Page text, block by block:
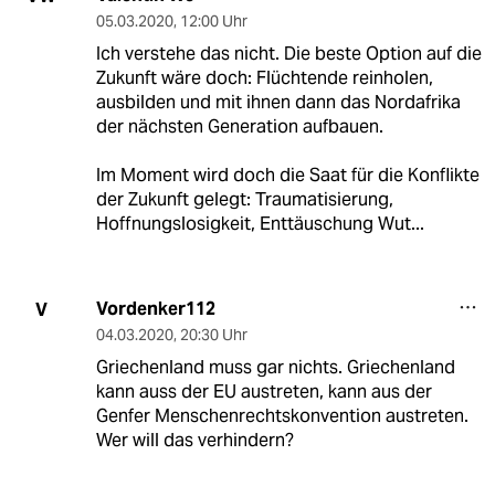
05.03.2020, 12:00 Uhr
Ich verstehe das nicht. Die beste Option auf die
Zukunft wäre doch: Flüchtende reinholen,
ausbilden und mit ihnen dann das Nordafrika
der nächsten Generation aufbauen.
Im Moment wird doch die Saat für die Konflikte
der Zukunft gelegt: Traumatisierung,
Hoffnungslosigkeit, Enttäuschung Wut...
V Vordenker112
04.03.2020, 20:30 Uhr
Griechenland muss gar nichts. Griechenland
kann auss der EU austreten, kann aus der
Genfer Menschenrechtskonvention austreten.
Wer will das verhindern?